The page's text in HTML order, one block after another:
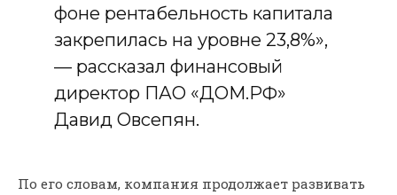
фоне рентабельность капитала
закрепилась на уровне 23,8%»,
— рассказал финансовый
директор ПАО «ДОМ.РФ»
Давид Овсепян.
По его словам, компания продолжает развивать